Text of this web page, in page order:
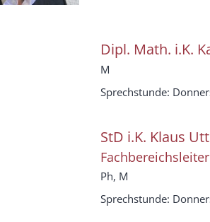
Dipl. Math. i.K.
M
Sprechstunde:
StD i.K. Klaus
Ph, M
Sprechstunde: